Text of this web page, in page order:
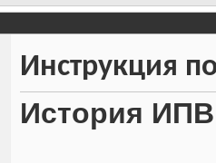
Инструкция
История ИПВ